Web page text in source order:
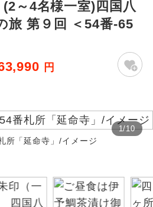
～4名様一室)四国八
旅 第９回 ＜54番-65
円
1/10
「延命寺」/イメージ
到着空港（駅）から最終日出発空港
）まで添乗員が同行します。
ります。
スコに登録されている文化遺産や自
地にも宿泊するコースです。